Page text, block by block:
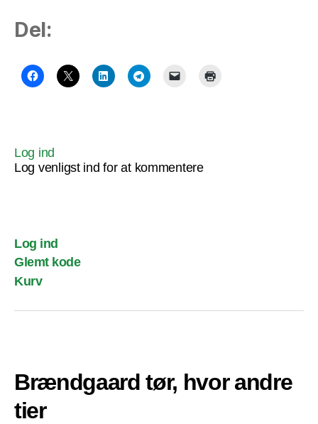
Del:
Log ind
Log venligst ind for at kommentere
Log ind
Glemt kode
Kurv
Brændgaard tør, hvor andre
tier